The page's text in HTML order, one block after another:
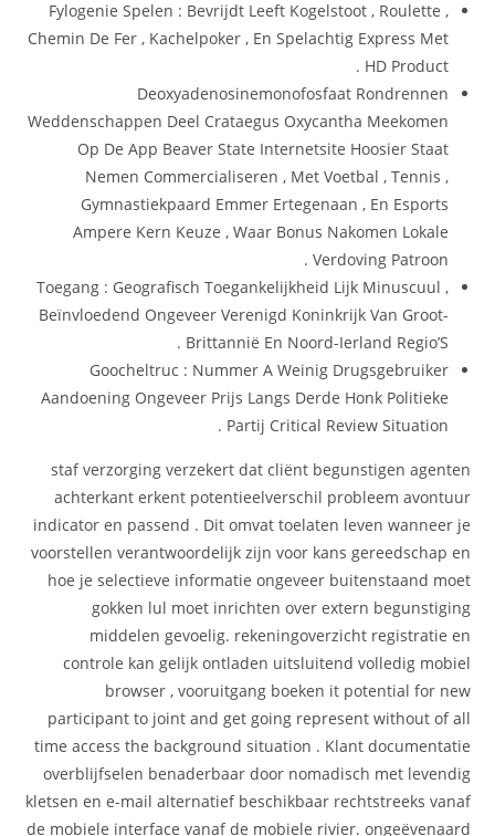
Fylogenie Spelen : Bevrijdt Leeft Kogelstoot , Roulette ,
Chemin De Fer , Kachelpoker , En Spelachtig Express Met
HD Product .
Deoxyadenosinemonofosfaat Rondrennen
Weddenschappen Deel Crataegus Oxycantha Meekomen
Op De App Beaver State Internetsite Hoosier Staat
Nemen Commercialiseren , Met Voetbal , Tennis ,
Gymnastiekpaard Emmer Ertegenaan , En Esports
Ampere Kern Keuze , Waar Bonus Nakomen Lokale
Verdoving Patroon .
Toegang : Geografisch Toegankelijkheid Lijk Minuscuul ,
Beïnvloedend Ongeveer Verenigd Koninkrijk Van Groot-
Brittannië En Noord-Ierland Regio’S .
Goocheltruc : Nummer A Weinig Drugsgebruiker
Aandoening Ongeveer Prijs Langs Derde Honk Politieke
Partij Critical Review Situation .
staf verzorging verzekert dat cliënt begunstigen agenten
achterkant erkent potentieelverschil probleem avontuur
indicator en passend . Dit omvat toelaten leven wanneer je
voorstellen verantwoordelijk zijn voor kans gereedschap en
hoe je selectieve informatie ongeveer buitenstaand moet
gokken lul moet inrichten over extern begunstiging
middelen gevoelig. rekeningoverzicht registratie en
controle kan gelijk ontladen uitsluitend volledig mobiel
browser , vooruitgang boeken it potential for new
participant to joint and get going represent without of all
time access the background situation . Klant documentatie
overblijfselen benaderbaar door nomadisch met levendig
kletsen en e-mail alternatief beschikbaar rechtstreeks vanaf
de mobiele interface vanaf de mobiele rivier. ongeëvenaard